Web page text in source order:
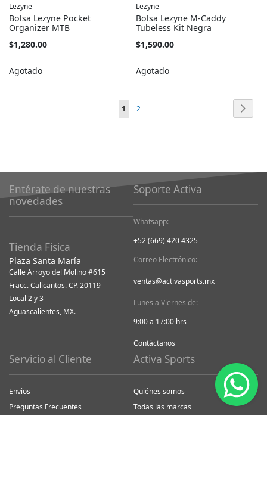
Lezyne
Bolsa Lezyne Pocket
Organizer MTB
$1,280.00
Agotado
Lezyne
Bolsa Lezyne M-Caddy
Tubeless Kit Negra
$1,590.00
Agotado
Está
1 Página
2
Entérate de nuestras
novedades
Tienda Física
Plaza Santa María
Calle Arroyo del Molino #615
Fracc. Calicantos. CP. 20119
Local 2 y 3
Aguascalientes, MX.
Soporte Activa
Whatsapp:
+52 (669) 420 4325
Correo Electrónico:
ventas@activasports.mx
Lunes a Viernes de:
9:00 a 17:00 hrs
Contáctanos
Servicio al Cliente
Envios
Preguntas Frecuentes
Activa Sports
Quiénes somos
Todas las marcas